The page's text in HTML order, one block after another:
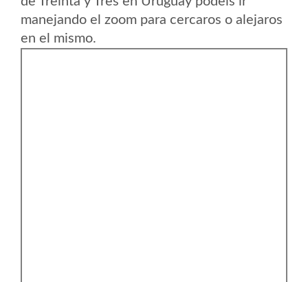
manejando el zoom para cercaros o alejaros
en el mismo.